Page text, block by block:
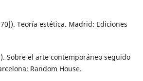
Teoría estética. Madrid: Ediciones
Sobre el arte contemporáneo seguido
Random House.